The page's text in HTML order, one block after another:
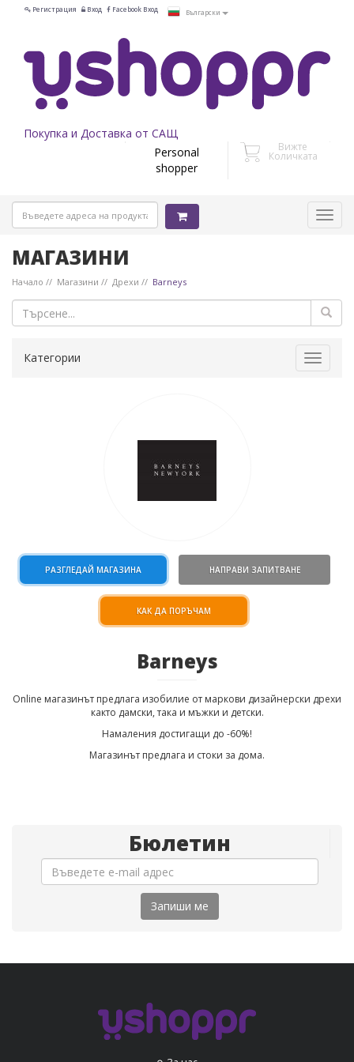
Регистрация Вход Facebook Вход Български
Покупка и Доставка от САЩ
Personal
shopper
Вижте
Количката
МАГАЗИНИ
Начало Магазини Дрехи Barneys
Toggle
Категории
РАЗГЛЕДАЙ МАГАЗИНА НАПРАВИ ЗАПИТВАНЕ
КАК ДА ПОРЪЧАМ
Barneys
Online магазинът предлага изобилие от маркови дизайнерски дрехи
както дамски, така и мъжки и детски.
Намаления достигащи до -60%!
Магазинът предлага и стоки за дома.
Бюлетин
Запиши ме